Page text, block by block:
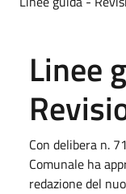
Linee
Con delibera n.
Comunale ha
redazione del